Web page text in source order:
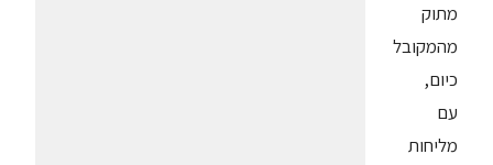
מתוק
מהמקובל
כיום,
עם
מליחות